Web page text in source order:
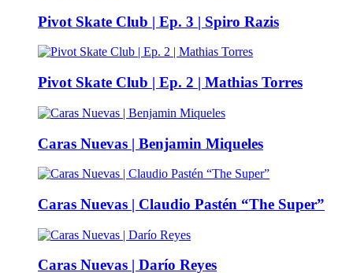
Pivot Skate Club | Ep. 3 | Spiro Razis
Pivot Skate Club | Ep. 2 | Mathias Torres
Caras Nuevas | Benjamin Miqueles
Caras Nuevas | Claudio Pastén “The Super”
Caras Nuevas | Darío Reyes